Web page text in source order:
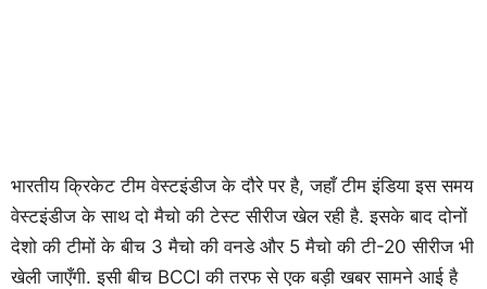
भारतीय क्रिकेट टीम वेस्टइंडीज के दौरे पर है, जहाँ टीम इंडिया इस समय
वेस्टइंडीज के साथ दो मैचो की टेस्ट सीरीज खेल रही है. इसके बाद दोनों
देशो की टीमों के बीच 3 मैचो की वनडे और 5 मैचो की टी-20 सीरीज भी
खेली जाएँगी. इसी बीच BCCI की तरफ से एक बड़ी खबर सामने आई है